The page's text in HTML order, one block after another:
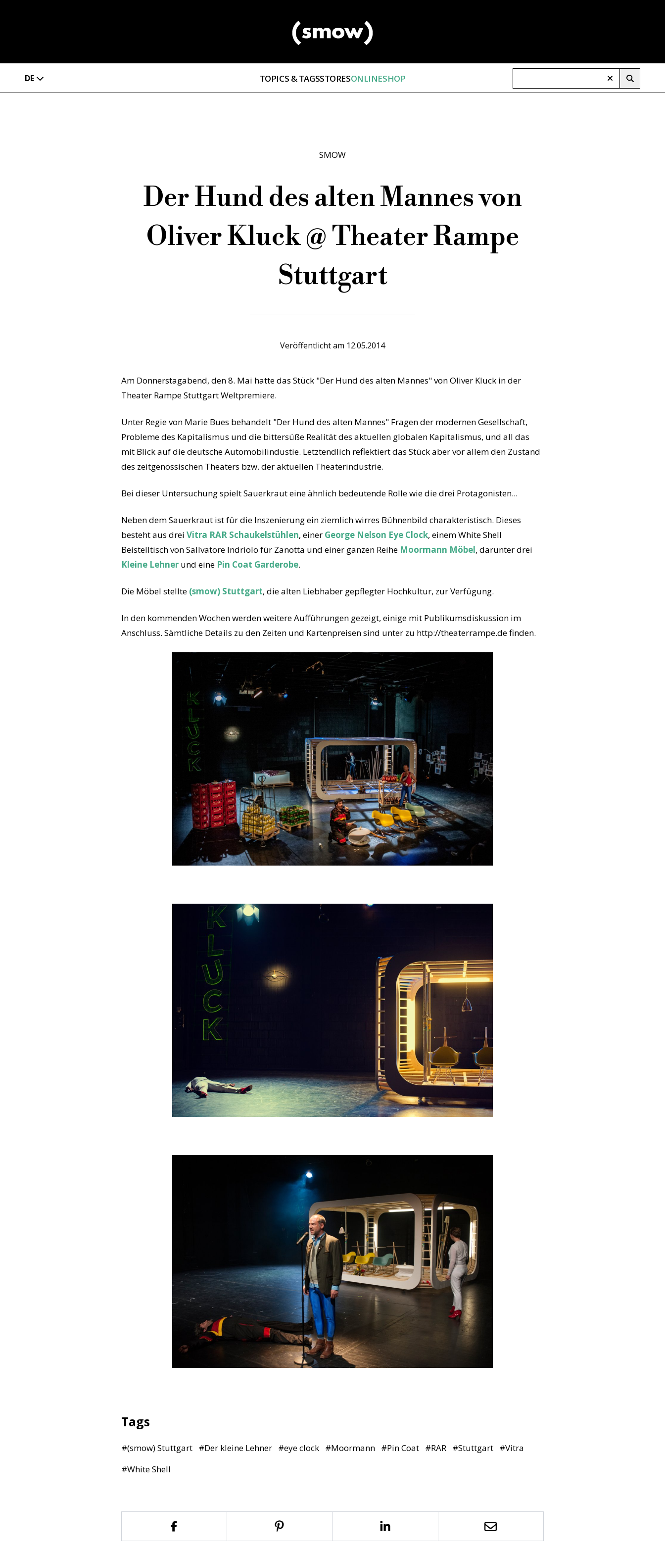
DE TOPICS & TAGSSTORESONLINESHOP
SMOW
Der Hund des alten Mannes von
Oliver Kluck @ Theater Rampe
Stuttgart
Veröffentlicht am 12.05.2014
Am Donnerstagabend, den 8. Mai hatte das Stück "Der Hund des alten Mannes" von Oliver Kluck in der
Theater Rampe Stuttgart Weltpremiere.
Unter Regie von Marie Bues behandelt "Der Hund des alten Mannes" Fragen der modernen Gesellschaft,
Probleme des Kapitalismus und die bittersüße Realität des aktuellen globalen Kapitalismus, und all das
mit Blick auf die deutsche Automobilindustie. Letztendlich reflektiert das Stück aber vor allem den Zustand
des zeitgenössischen Theaters bzw. der aktuellen Theaterindustrie.
Bei dieser Untersuchung spielt Sauerkraut eine ähnlich bedeutende Rolle wie die drei Protagonisten...
Neben dem Sauerkraut ist für die Inszenierung ein ziemlich wirres Bühnenbild charakteristisch. Dieses
besteht aus drei Vitra RAR Schaukelstühlen, einer George Nelson Eye Clock, einem White Shell
Beistelltisch von Sallvatore Indriolo für Zanotta und einer ganzen Reihe Moormann Möbel, darunter drei
Kleine Lehner und eine Pin Coat Garderobe.
Die Möbel stellte (smow) Stuttgart, die alten Liebhaber gepflegter Hochkultur, zur Verfügung.
In den kommenden Wochen werden weitere Aufführungen gezeigt, einige mit Publikumsdiskussion im
Anschluss. Sämtliche Details zu den Zeiten und Kartenpreisen sind unter zu http://theaterrampe.de finden.
Tags
#(smow) Stuttgart #Der kleine Lehner #eye clock #Moormann #Pin Coat #RAR #Stuttgart #Vitra
#White Shell